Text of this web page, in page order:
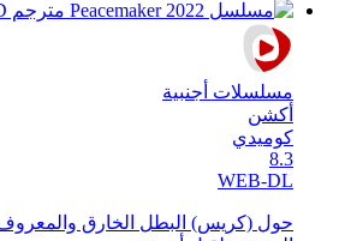
مسلسلات أجنبية
أكشن
كوميدي
8.3
WEB-DL
حول (كريس) البطل الخارق والمعروف